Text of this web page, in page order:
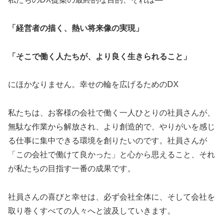
「経営者の描く、熱い将来像の実現」
「そこで働く人たちが、より良く生きられること」
にほかなりません。幸せの輪を広げるためのDX
私たちは、お客様の会社で働く一人ひとりの社員さんが、
無駄な作業から解放され、より創造的で、やりがいを感じ
る仕事に集中できる環境を創りたいのです。社員さんが
「この会社で働けて良かった」と心から思えること、それ
が私たちの目指す一番の成果です。
社員さんの喜びと幸せは、必ず会社全体に、そして会社を
取り巻くすべての人々へと波及していきます。